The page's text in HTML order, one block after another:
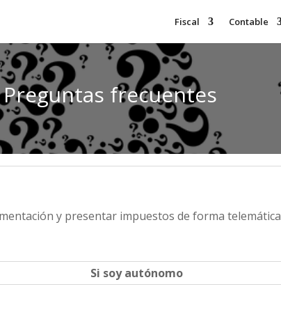
Fiscal Contable
Preguntas frecuentes
y presentar impuestos de forma
Si soy autónomo